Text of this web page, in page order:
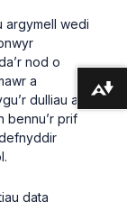
argymell wedi
nod o
a
dulliau a
bennu’r prif
data
Lawrlwytho fformatau amgen ...